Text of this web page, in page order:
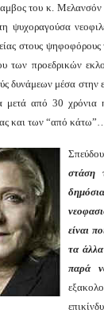
του κ.
ψυχοραγούσα
στους
προεδρικών
δυνάμεων μέσα στην
από 30
και των “από κάτω”…
στάση
είναι
τα
παρά